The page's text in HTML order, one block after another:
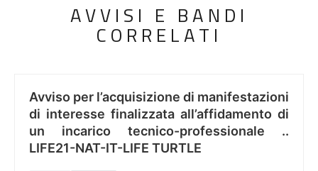
AVVISI E BANDI
CORRELATI
Avviso per l’acquisizione di manifestazioni
di interesse finalizzata all’affidamento di
un incarico tecnico-professionale ..
LIFE21-NAT-IT-LIFE TURTLE